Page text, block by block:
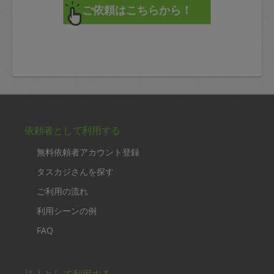
依頼者として利用する
無料依頼者アカウント登録
タスカジさんを探す
ご利用の流れ
利用シーンの例
FAQ